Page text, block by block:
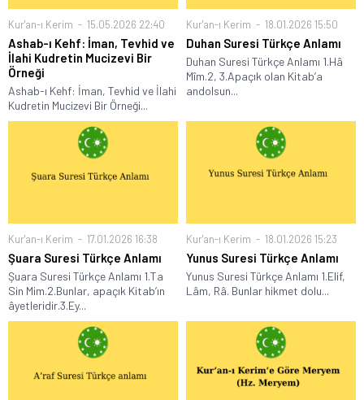
Kur'an-ı Kerim 15.05.2026 22:40
Ashab-ı Kehf: İman, Tevhid ve
İlahi Kudretin Mucizevi Bir
Örneği
Ashab-ı Kehf: İman, Tevhid ve İlahi
Kudretin Mucizevi Bir Örneği...
Kur'an-ı Kerim 18.01.2026 15:50
Duhan Suresi Türkçe Anlamı
Duhan Suresi Türkçe Anlamı 1.Hâ
Mîm.2, 3.Apaçık olan Kitab’a
andolsun...
Kur'an-ı Kerim 17.01.2026 16:38
Şuara Suresi Türkçe Anlamı
Şuara Suresi Türkçe Anlamı 1.Ta
Sin Mim.2.Bunlar, apaçık Kitab’ın
âyetleridir.3.Ey...
Kur'an-ı Kerim 18.01.2026 15:23
Yunus Suresi Türkçe Anlamı
Yunus Suresi Türkçe Anlamı 1.Elif,
Lâm, Râ. Bunlar hikmet dolu...